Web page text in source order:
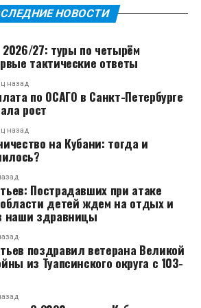
поиска сотрудников. Важно
использовать различные каналы
условия работы.
был приятно удивлен, насколько
подходит к этому
сделок и надежные методы
опыт покупки максимально
Доступность и
- одно из самых
Я сравнивал цены с
и могу с уверенностью
предложены одни из самых
DiscountSale.Market всем,
ограничения относительно их
домах, ассоциациях
выбор означает, что
к питанию необходимые
Неправильный
использование могут в
генератор или то, что к
в худшем — это может быть
пожара, поражения
или отравления угарным
генераторы
из двух основных компонентов:
переменного
генератор переменного
мощность переменного тока
НОВОСТИ
27: туры по четырём
тактические ответы
назад
по ОСАГО в Санкт-Петербурге
рост
назад
на Кубани: тогда и
Пострадавших при атаке
детей ждем на отдых и
наши здравницы
поздравил ветерана Великой
из Туапсинского округа с 103-